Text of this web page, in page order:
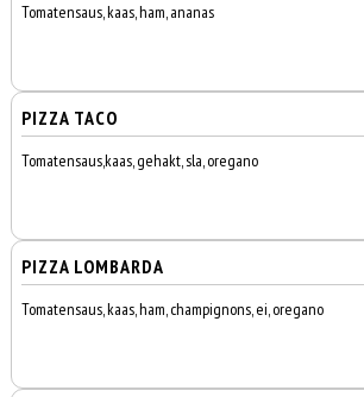
Tomatensaus, kaas, ham, ananas
PIZZA TACO
Tomatensaus,kaas, gehakt, sla, oregano
PIZZA LOMBARDA
Tomatensaus, kaas, ham, champignons, ei, oregano